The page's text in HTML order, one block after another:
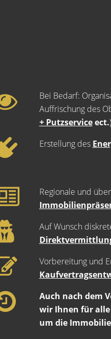
Bei Bedarf:
Auffrischung des
+ Putzserviceect.)
Erstellung des
Regionale und
Auf Wunsch
Vorbereitung und
Auch nach dem
wir Ihnen für
um die